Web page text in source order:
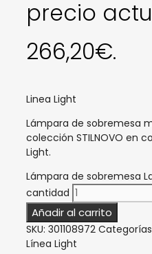
precio
266,20€.
Linea Light
Lámpara de sobremesa
colección STILNOVO en
Light.
Lámpara de sobremesa
cantidad
Añadir al carrito
SKU: 301108972
Línea Light